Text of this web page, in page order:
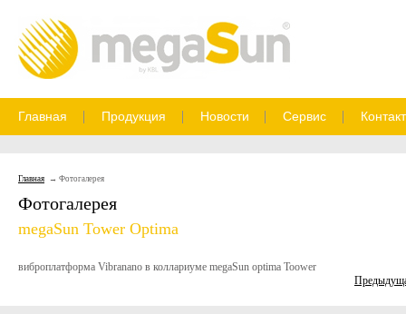
Главная Продукция Новости Сервис
Главная Фотогалерея
Фотогалерея
megaSun Tower Optima
виброплатформа Vibranano в коллариуме megaSun optima Toower